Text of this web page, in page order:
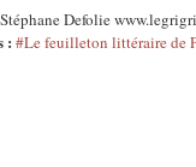
Defolie
: #Le feuilleton littéraire de